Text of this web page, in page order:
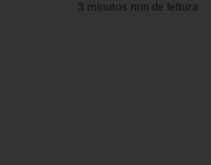
3 minutos min de leitura